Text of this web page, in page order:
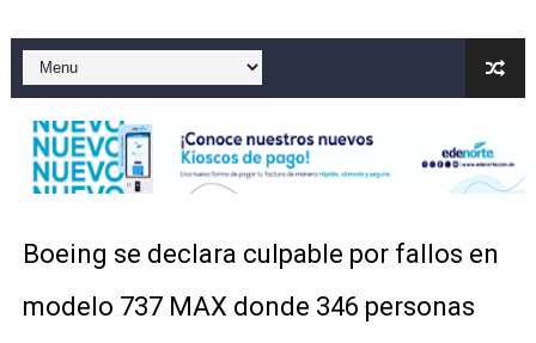
Operativo en Barahona: desmantelan fábrica de
Autoridades indagan muerte de mujer en La Zurza,
Accidente en Verón deja un motorista fallecido y otra
Policía recaptura en Altamira a fugado del CCR San
Coraasan construye parque solar de un megavatio
Boeing se declara culpable por fallos en
modelo 737 MAX donde 346 personas